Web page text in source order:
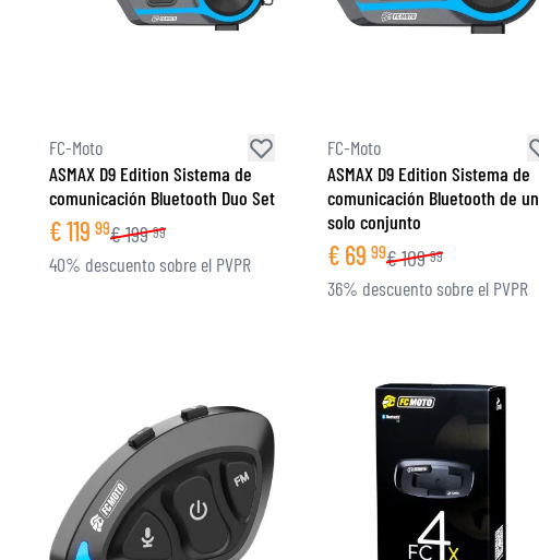
FC-Moto
ASMAX D9 Edition Sistema de
comunicación Bluetooth Duo Set
€119 99€199 99
40% descuento sobre el PVPR
FC-Moto
ASMAX D9 Edition Sistema de
comunicación Bluetooth de un
solo conjunto
€ 69 99€109 99
36% descuento sobre el PVPR